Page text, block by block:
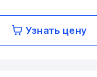
Узнать цену